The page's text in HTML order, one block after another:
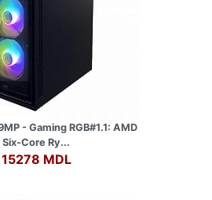
- Gaming RGB#1.1: AMD
Six-Core Ry...
15278 MDL